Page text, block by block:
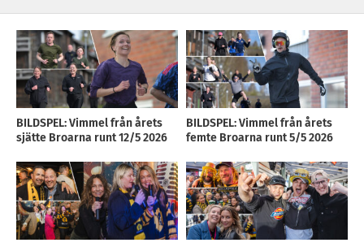
BILDSPEL: Vimmel från årets
sjätte Broarna runt 12/5 2026
BILDSPEL: Vimmel från årets
femte Broarna runt 5/5 2026